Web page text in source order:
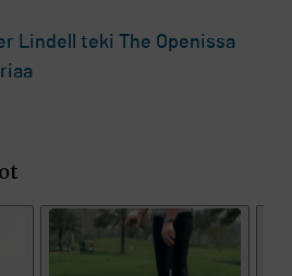
Lindell teki The Openissa